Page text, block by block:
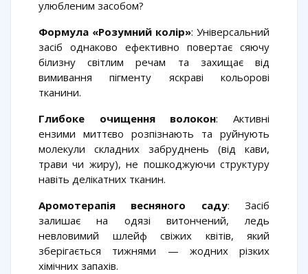
улюбленим засобом?
Формула «Розумний колір»: Універсальний
засіб однаково ефективно повертає сяючу
білизну світлим речам та захищає від
вимивання пігменту яскраві кольорові
тканини.
Глибоке очищення волокон: Активні
ензими миттєво розпізнають та руйнують
молекули складних забруднень (від кави,
трави чи жиру), не пошкоджуючи структуру
навіть делікатних тканин.
Аромотерапія весняного саду: Засіб
залишає на одязі витончений, ледь
невловимий шлейф свіжих квітів, який
зберігається тижнями — жодних різких
хімічних запахів.